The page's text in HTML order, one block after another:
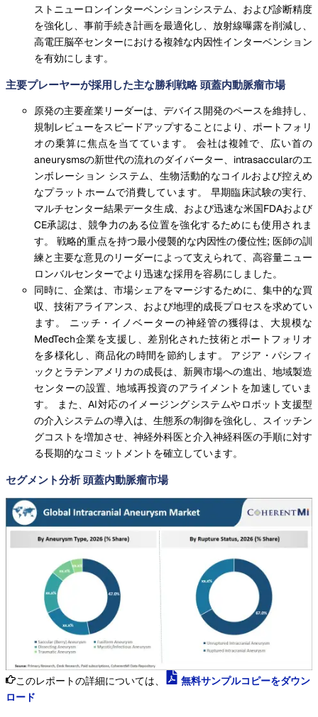
ストニューロンインターベンションシステム、および診断精度
を強化し、事前手続き計画を最適化し、放射線曝露を削減し、
高電圧脳卒センターにおける複雑な内因性インターベンション
を有効にします。
主要プレーヤーが採用した主な勝利戦略 頭蓋内動脈瘤市場
原発の主要産業リーダーは、デバイス開発のペースを維持し、
規制レビューをスピードアップすることにより、ポートフォリ
オの乗算に焦点を当てています。 会社は複雑で、広い首の
aneurysmsの新世代の流れのダイバーター、intrasaccularのエ
ンボレーション システム、生物活動的なコイルおよび控えめ
なプラットホームで消費しています。 早期臨床試験の実行、
マルチセンター結果データ生成、および迅速な米国FDAおよび
CE承認は、競争力のある位置を強化するためにも使用されま
す。 戦略的重点を持つ最小侵襲的な内因性の優位性; 医師の訓
練と主要な意見のリーダーによって支えられて、高容量ニュー
ロンバルセンターでより迅速な採用を容易にしました。
同時に、企業は、市場シェアをマージするために、集中的な買
収、技術アライアンス、および地理的成長プロセスを求めてい
ます。 ニッチ・イノベーターの神経管の獲得は、大規模な
MedTech企業を支援し、差別化された技術とポートフォリオ
を多様化し、商品化の時間を節約します。 アジア・パシフィ
ックとラテンアメリカの成長は、新興市場への進出、地域製造
センターの設置、地域再投資のアライメントを加速していま
す。 また、AI対応のイメージングシステムやロボット支援型
の介入システムの導入は、生態系の制御を強化し、スイッチン
グコストを増加させ、神経外科医と介入神経科医の手順に対す
る長期的なコミットメントを確立しています。
セグメント分析 頭蓋内動脈瘤市場
このレポートの詳細については、
無料サンプルコピーをダウン
ロード